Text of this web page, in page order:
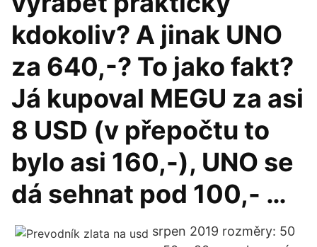
kdokoliv? A jinak UNO
za 640,-? To jako fakt?
Já kupoval MEGU za asi
8 USD (v přepočtu to
bylo asi 160,-), UNO se
dá sehnat pod 100,- …
srpen 2019 rozměry: 50